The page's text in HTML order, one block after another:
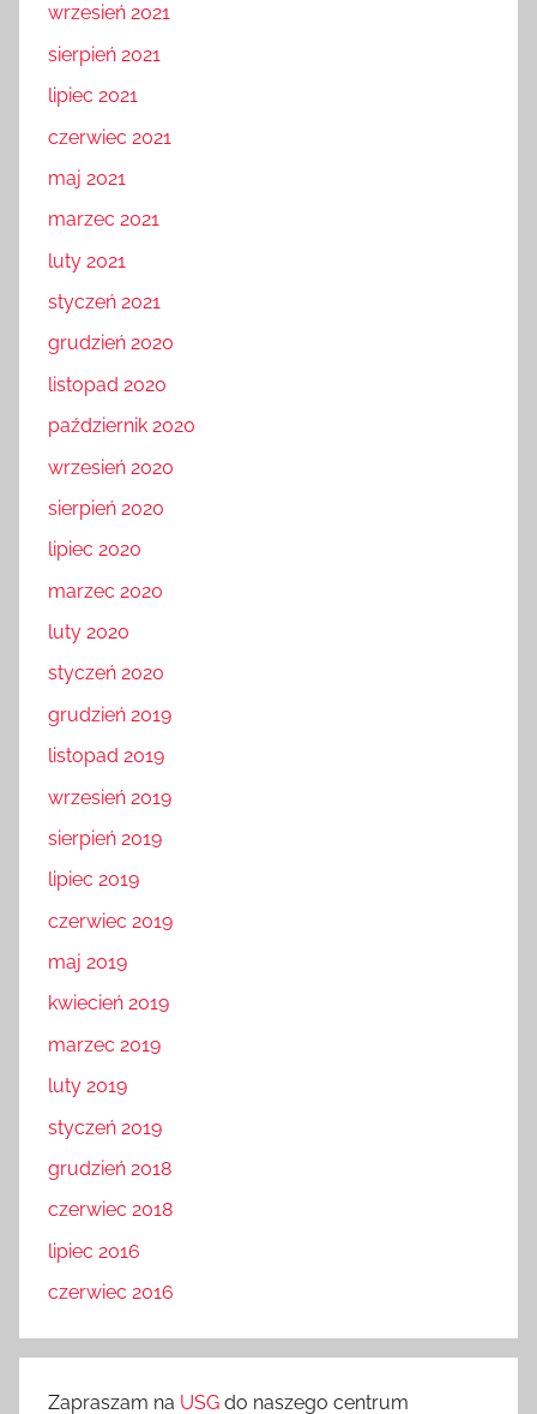
wrzesień 2021
sierpień 2021
lipiec 2021
czerwiec 2021
maj 2021
marzec 2021
luty 2021
styczeń 2021
grudzień 2020
listopad 2020
październik 2020
wrzesień 2020
sierpień 2020
lipiec 2020
marzec 2020
luty 2020
styczeń 2020
grudzień 2019
listopad 2019
wrzesień 2019
sierpień 2019
lipiec 2019
czerwiec 2019
maj 2019
kwiecień 2019
marzec 2019
luty 2019
styczeń 2019
grudzień 2018
czerwiec 2018
lipiec 2016
czerwiec 2016
Zapraszam na USG do naszego centrum